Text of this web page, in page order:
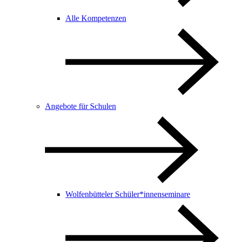
Alle Kompetenzen
Angebote für Schulen
Wolfenbütteler Schüler*innenseminare